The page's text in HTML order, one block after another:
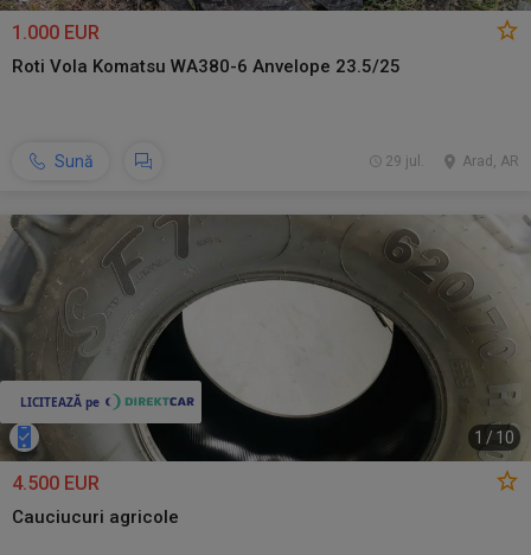
1.000 EUR
Roti Vola Komatsu WA380-6 Anvelope 23.5/25
Sună Arad, AR
29 jul.
1 / 10
4.500 EUR
Cauciucuri agricole